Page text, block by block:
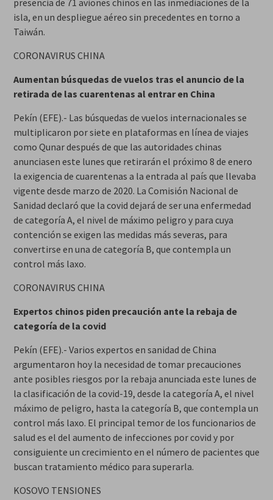
isla, en un despliegue aéreo sin precedentes en torno a
Taiwán.
CORONAVIRUS CHINA
Aumentan búsquedas de vuelos tras el anuncio de la
retirada de las cuarentenas al entrar en China
Pekín (EFE).- Las búsquedas de vuelos internacionales se
multiplicaron por siete en plataformas en línea de viajes
como Qunar después de que las autoridades chinas
anunciasen este lunes que retirarán el próximo 8 de enero
la exigencia de cuarentenas a la entrada al país que llevaba
vigente desde marzo de 2020. La Comisión Nacional de
Sanidad declaró que la covid dejará de ser una enfermedad
de categoría A, el nivel de máximo peligro y para cuya
contención se exigen las medidas más severas, para
convertirse en una de categoría B, que contempla un
control más laxo.
CORONAVIRUS CHINA
Expertos chinos piden precaución ante la rebaja de
categoría de la covid
Pekín (EFE).- Varios expertos en sanidad de China
argumentaron hoy la necesidad de tomar precauciones
ante posibles riesgos por la rebaja anunciada este lunes de
la clasificación de la covid-19, desde la categoría A, el nivel
máximo de peligro, hasta la categoría B, que contempla un
control más laxo. El principal temor de los funcionarios de
salud es el del aumento de infecciones por covid y por
consiguiente un crecimiento en el número de pacientes que
buscan tratamiento médico para superarla.
KOSOVO TENSIONES